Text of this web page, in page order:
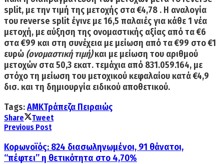
split, με την τιμή της μετοχής στα€4,78 . Η αναλογία
του reverse split έγινε με 16,5 παλαιές για κάθε 1 νέα
μετοχή, με αύξηση της ονομαστικής αξίας από τα €6
στα €99 και στη συνέχεια με μείωση από τα €99 στο €1
ευρώ (ονομαστική τιμή)και με μείωση του αριθμού
μετοχών στα 50,3 εκατ. τεμάχια από 831.059.164, με
στόχο τη μείωση του μετοχικού κεφαλαίου κατά €4,9
δισ. και τη δημιουργία ειδικού αποθετικού.
Tags:ΑΜΚΤράπεζα Πειραιώς
Share
Tweet
Previous Post
Κορωνοϊός: 824 διασωληνωμένοι, 91 θάνατοι,
“πέφτει” η θετικότητα στο 4,70%